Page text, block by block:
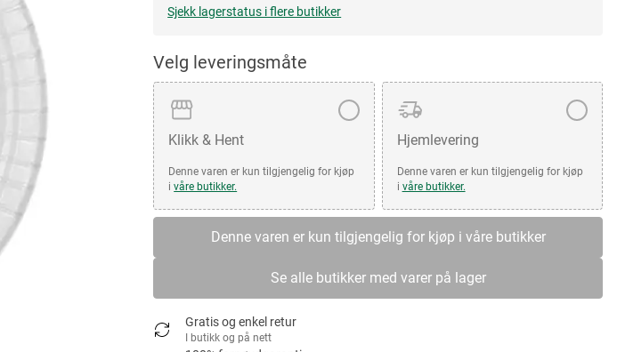
Sjekk lagerstatus i flere butikker
Velg leveringsmåte
Klikk & Hent
Denne varen er kun tilgjengelig for kjøp
ivåre butikker.
Hjemlevering
Denne varen er kun tilgjengelig for kjøp
i våre butikker.
Denne varen er kun tilgjengelig for kjøp i våre butikker
Se alle butikker med varer på lager
Gratis og enkel retur
I butikk og på nett